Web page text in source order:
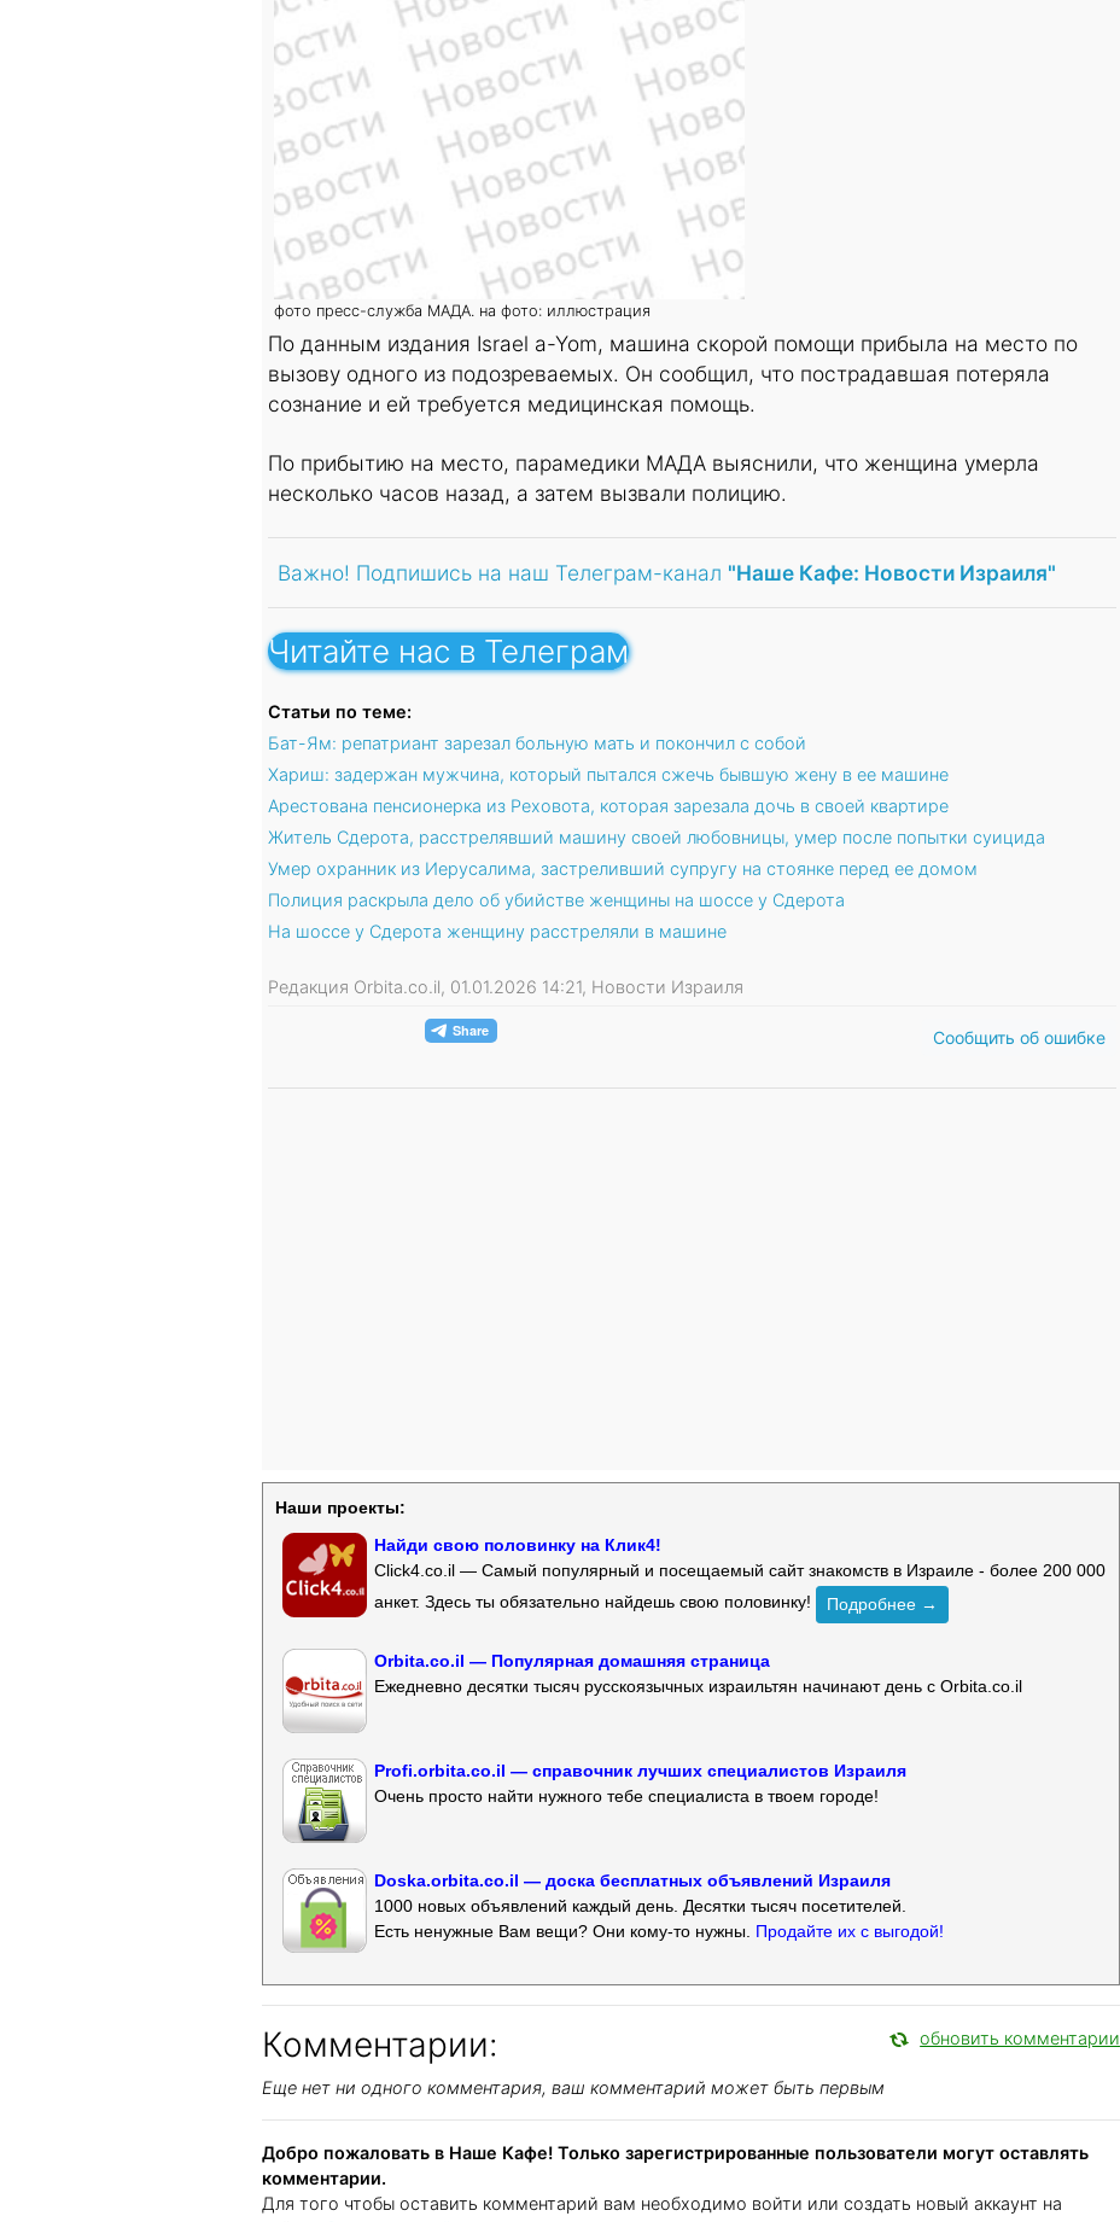
фото пресс-служба МАДА. на фото: иллюстрация
По данным издания Israel a-Yom, машина скорой помощи прибыла на место по
вызову одного из подозреваемых. Он сообщил, что пострадавшая потеряла
сознание и ей требуется медицинская помощь.
По прибытию на место, парамедики МАДА выяснили, что женщина умерла
несколько часов назад, а затем вызвали полицию.
Важно! Подпишись на наш Телеграм-канал "Наше Кафе: Новости Израиля"
Читайте нас в Телеграм
Статьи по теме:
Бат-Ям: репатриант зарезал больную мать и покончил с собой
Хариш: задержан мужчина, который пытался сжечь бывшую жену в ее машине
Арестована пенсионерка из Реховота, которая зарезала дочь в своей квартире
Житель Сдерота, расстрелявший машину своей любовницы, умер после попытки суицида
Умер охранник из Иерусалима, застреливший супругу на стоянке перед ее домом
Полиция раскрыла дело об убийстве женщины на шоссе у Сдерота
На шоссе у Сдерота женщину расстреляли в машине
Редакция Orbita.co.il, 01.01.2026 14:21, Новости Израиля
Сообщить об ошибке
Наши проекты:
Найди свою половинку на Клик4!
Click4.co.il — Самый популярный и посещаемый сайт знакомств в Израиле - более 200 000
анкет. Здесь ты обязательно найдешь свою половинку!
Подробнее →
Orbita.co.il — Популярная домашняя страница
Ежедневно десятки тысяч русскоязычных израильтян начинают день с Orbita.co.il
Profi.orbita.co.il — справочник лучших специалистов Израиля
Очень просто найти нужного тебе специалиста в твоем городе!
Doska.orbita.co.il — доска бесплатных объявлений Израиля
1000 новых объявлений каждый день. Десятки тысяч посетителей.
Есть ненужные Вам вещи? Они кому-то нужны. Продайте их с выгодой!
Комментарии: обновить комментарии
Еще нет ни одного комментария, ваш комментарий может быть первым
Добро пожаловать в Наше Кафе! Только зарегистрированные пользователи могут оставлять
комментарии.
Для того чтобы оставить комментарий вам необходимо войти или создать новый аккаунт на